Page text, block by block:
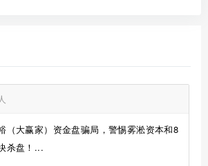
（大赢家）资金盘骗局，警惕雾淞资本和8
杀盘！...